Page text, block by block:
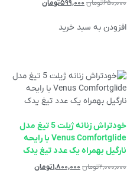
۶۵۰,۰۰۰تومان ۵۹۹,۰۰۰تومان
افزودن به سبد خرید
خودتراش زنانه ژیلت 5 تیغ مدل
Venus Comfortglide با رایحه
نارگیل بهمراه یک عدد تیغ یدک
۲,۰۰۰,۰۰۰تومان ۱,۸۰۰,۰۰۰تومان